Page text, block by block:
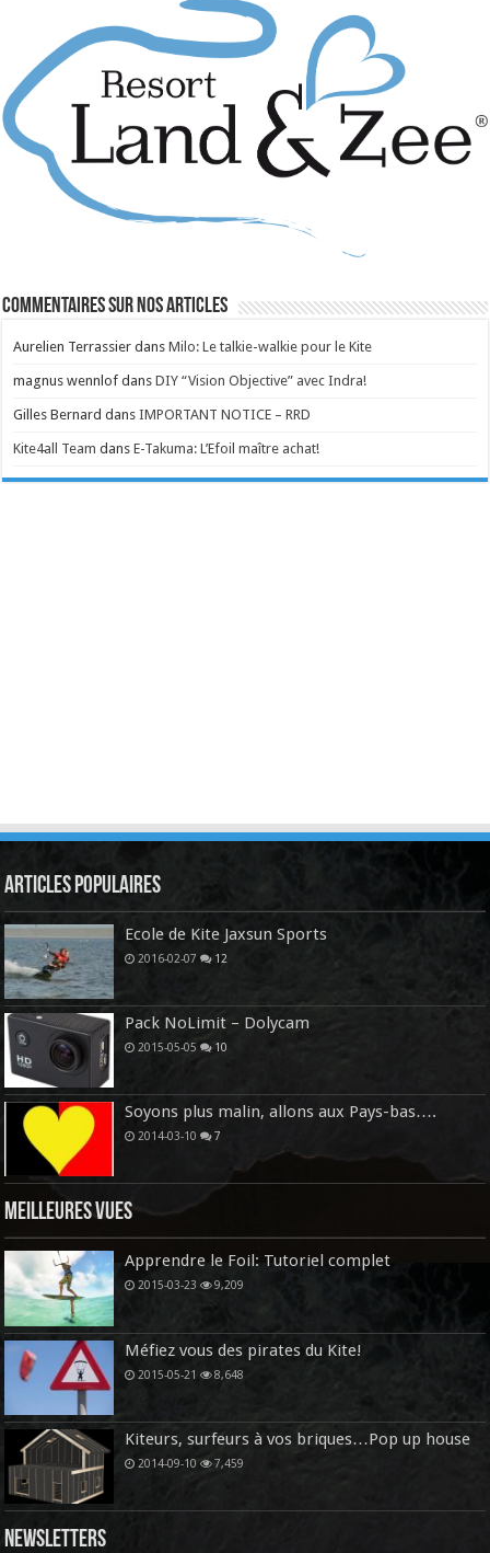
Commentaires sur nos articles
Aurelien Terrassier dansMilo: Le talkie-walkie pour le Kite
magnus wennlof dansDIY “Vision Objective” avec Indra!
Gilles Bernard dansIMPORTANT NOTICE – RRD
Kite4all Team dansE-Takuma: L’Efoil maître achat!
Articles Populaires
Ecole de Kite Jaxsun Sports
2016-02-07 12
Pack NoLimit – Dolycam
2015-05-05 10
Soyons plus malin, allons aux Pays-bas….
2014-03-10 7
Meilleures vues
Apprendre le Foil: Tutoriel complet
2015-03-23 9,209
Méfiez vous des pirates du Kite!
2015-05-21 8,648
Kiteurs, surfeurs à vos briques…Pop up house
2014-09-10 7,459
Newsletters